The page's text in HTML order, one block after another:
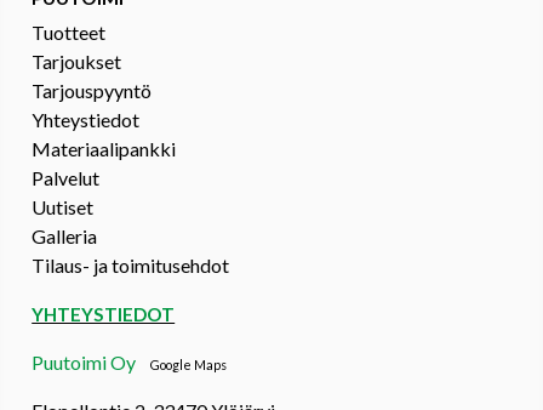
Tuotteet
Tarjoukset
Tarjouspyyntö
Yhteystiedot
Materiaalipankki
Palvelut
Uutiset
Galleria
Tilaus- ja toimitusehdot
YHTEYSTIEDOT
Puutoimi OyGoogle Maps